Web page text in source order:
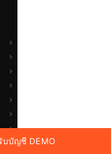
บบัญชี DEMO